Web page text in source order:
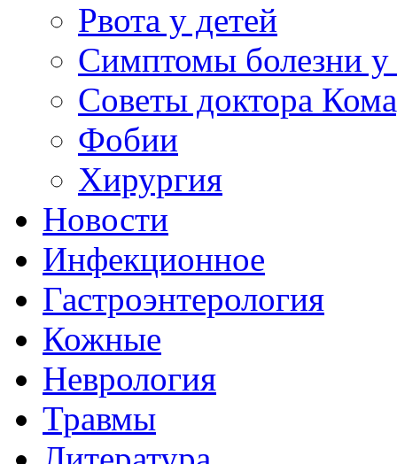
Рвота у детей
Симптомы болезни у
Советы доктора
Фобии
Хирургия
Новости
Инфекционное
Гастроэнтерология
Кожные
Неврология
Травмы